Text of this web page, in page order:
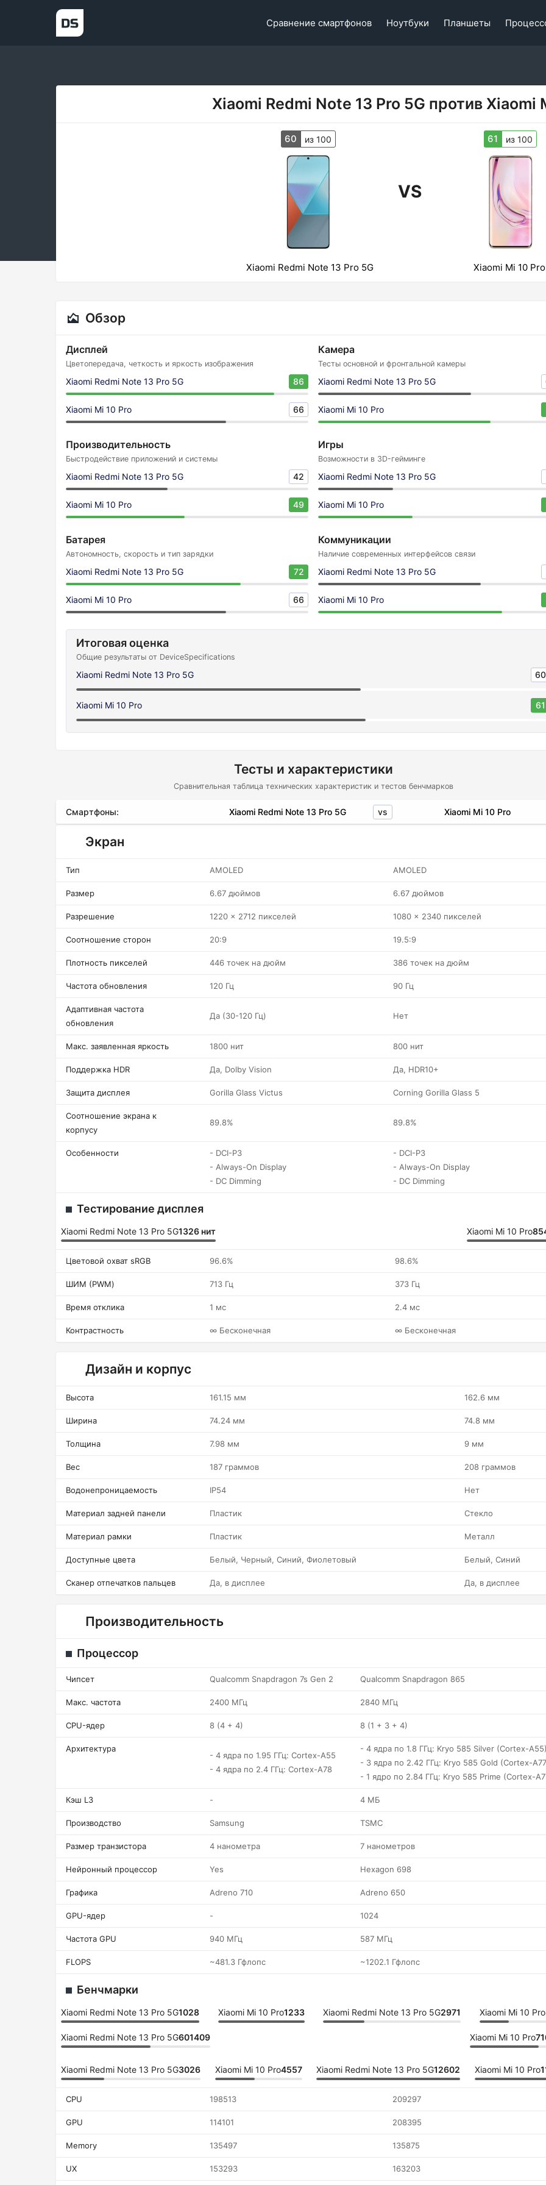
Сравнение смартфонов Ноутбуки Планшеты
Xiaomi Redmi Note 13 Pro 5G против Xiaomi
60 из 100
VS
61 из 100
Xiaomi Redmi Note 13 Pro 5G Xiaomi Mi 10 Pro
Обзор
Дисплей
Цветопередача, четкость и яркость изображения
Xiaomi Redmi Note 13 Pro 5G 86
Xiaomi Mi 10 Pro 66
Камера
Тесты основной и фронтальной камеры
Xiaomi Redmi Note 13 Pro 5G
Xiaomi Mi 10 Pro
Производительность
Быстродействие приложений и системы
Xiaomi Redmi Note 13 Pro 5G 42
Xiaomi Mi 10 Pro 49
Игры
Возможности в 3D-гейминге
Xiaomi Redmi Note 13 Pro 5G
Xiaomi Mi 10 Pro
Батарея
Автономность, скорость и тип зарядки
Xiaomi Redmi Note 13 Pro 5G 72
Xiaomi Mi 10 Pro 66
Коммуникации
Наличие современных интерфейсов связи
Xiaomi Redmi Note 13 Pro 5G
Xiaomi Mi 10 Pro
Итоговая оценка
Общие результаты от DeviceSpecifications
Xiaomi Redmi Note 13 Pro 5G 60
Xiaomi Mi 10 Pro 61
Тесты и характеристики
Сравнительная таблица технических характеристик и тестов бенчмарков
Смартфоны: Xiaomi Redmi Note 13 Pro 5G vs Xiaomi Mi 10 Pro
Экран
Тип AMOLED AMOLED
Размер 6.67 дюймов 6.67 дюймов
Разрешение 1220 x 2712 пикселей 1080 x 2340 пикселей
Соотношение сторон 20:9 19.5:9
Плотность пикселей 446 точек на дюйм 386 точек на дюйм
Частота обновления 120 Гц 90 Гц
Адаптивная частота
обновления
Да (30-120 Гц) Нет
Макс. заявленная яркость 1800 нит 800 нит
Поддержка HDR Да, Dolby Vision Да, HDR10+
Защита дисплея Gorilla Glass Victus Corning Gorilla Glass 5
Соотношение экрана к
корпусу
89.8% 89.8%
Особенности
- DCI-P3
- Always-On Display
- DC Dimming
- DCI-P3
- Always-On Display
- DC Dimming
Тестирование дисплея
Xiaomi Redmi Note 13 Pro 5G1326 нит Xiaomi Mi 10 Pro
Цветовой охват sRGB 96.6% 98.6%
ШИМ (PWM) 713 Гц 373 Гц
Время отклика 1 мс 2.4 мс
Контрастность ∞ Бесконечная ∞ Бесконечная
Дизайн и корпус
Высота 161.15 мм 162.6 мм
Ширина 74.24 мм 74.8 мм
Толщина 7.98 мм 9 мм
Вес 187 граммов 208 граммов
Водонепроницаемость IP54 Нет
Материал задней панели Пластик Стекло
Материал рамки Пластик Металл
Доступные цвета Белый, Черный, Синий, Фиолетовый Белый, Синий
Сканер отпечатков пальцев Да, в дисплее Да, в дисплее
Производительность
Процессор
Чипсет Qualcomm Snapdragon 7s Gen 2 Qualcomm Snapdragon 865
Макс. частота 2400 МГц 2840 МГц
CPU-ядер 8 (4 + 4) 8 (1 + 3 + 4)
Архитектура
- 4 ядра по 1.95 ГГц: Cortex-A55
- 4 ядра по 2.4 ГГц: Cortex-A78
- 4 ядра по 1.8 ГГц: Kryo 585 Silver (Cortex-A55)
- 3 ядра по 2.42 ГГц: Kryo 585 Gold (Cortex-
- 1 ядро по 2.84 ГГц: Kryo 585 Prime (Cortex-
Кэш L3 - 4 МБ
Производство Samsung TSMC
Размер транзистора 4 нанометра 7 нанометров
Нейронный процессор Yes Hexagon 698
Графика Adreno 710 Adreno 650
GPU-ядер - 1024
Частота GPU 940 МГц 587 МГц
FLOPS ~481.3 Гфлопс ~1202.1 Гфлопс
Бенчмарки
Xiaomi Redmi Note 13 Pro 5G1028 Xiaomi Mi 10 Pro1233 Xiaomi Redmi Note 13 Pro 5G2971 Xiaomi Mi 10 Pro
Xiaomi Redmi Note 13 Pro 5G601409 Xiaomi Mi 10 Pro
Xiaomi Redmi Note 13 Pro 5G3026 Xiaomi Mi 10 Pro4557 Xiaomi Redmi Note 13 Pro 5G12602 Xiaomi Mi 10 Pro
CPU 198513 209297
GPU 114101 208395
Memory 135497 135875
UX 153293 163203